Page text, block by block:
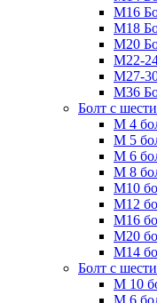
М16
М18
М20
М22-
М27-
М36
Болт с
М 4
М 5
М 6
М 8
М10
М12
М16
М20
М14
Болт с
М 10
М 6